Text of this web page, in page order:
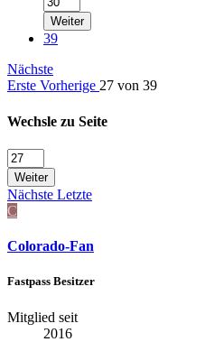
Weiter
39
Nächste
Erste Vorherige 27 von 39
Wechsle zu Seite
Weiter
Nächste Letzte
C
Colorado-Fan
Fastpass Besitzer
Mitglied seit
2016